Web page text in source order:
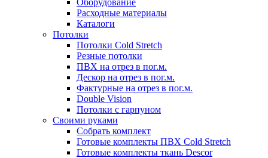
Оборудование
Расходные материалы
Каталоги
Потолки
Потолки Cold Stretch
Резные потолки
ПВХ на отрез в пог.м.
Дескор на отрез в пог.м.
Фактурные на отрез в пог.м.
Double Vision
Потолки с гарпуном
Своими руками
Собрать комплект
Готовые комплекты ПВХ Cold Stretch
Готовые комплекты ткань Descor